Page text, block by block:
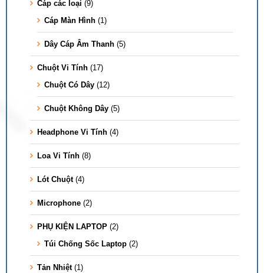
Cáp các loại (9)
Cáp Màn Hình (1)
Dây Cáp Âm Thanh (5)
Chuột Vi Tính (17)
Chuột Có Dây (12)
Chuột Không Dây (5)
Headphone Vi Tính (4)
Loa Vi Tính (8)
Lót Chuột (4)
Microphone (2)
PHỤ KIỆN LAPTOP (2)
Túi Chống Sốc Laptop (2)
Tản Nhiệt (1)